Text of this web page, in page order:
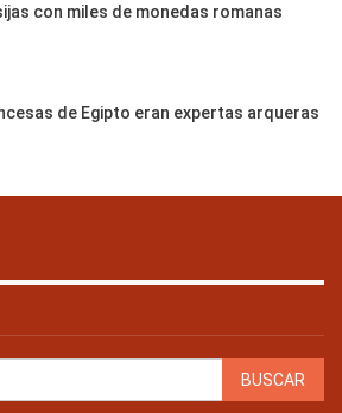
con miles de monedas romanas
de Egipto eran expertas arqueras